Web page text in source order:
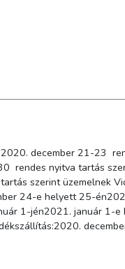
december 21-23
rendes nyitva tartás
szerint üzemelnek
24-e helyett 25-
1-jén2021. január 1-